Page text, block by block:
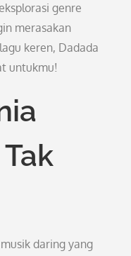
genre
merasakan
keren, Dadada
untukmu!
daring yang